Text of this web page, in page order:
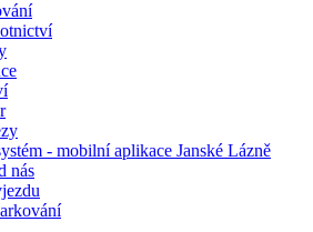
- mobilní aplikace Janské Lázně
nás